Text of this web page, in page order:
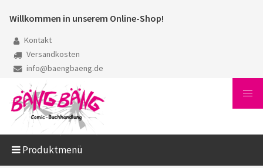
Willkommen in unserem Online-Shop!
Kontakt
Versandkosten
info@baengbaeng.de
Produktmenü